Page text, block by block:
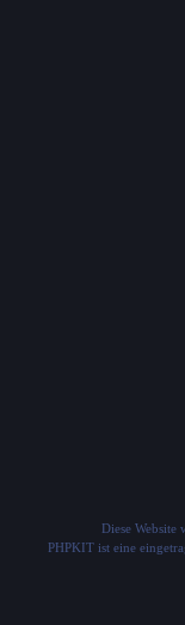
Diese Website
PHPKIT ist eine